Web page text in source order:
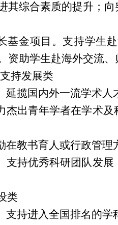
其综合素质的提升；
基金项目。支持学生
资助学生赴海外交流、
持发展类
延揽国内外一流学术人
杰出青年学者在学术
在教书育人或行政管
支持优秀科研团队发
类
支持进入全国排名的学